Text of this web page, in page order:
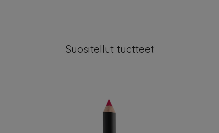
Suositellut tuotteet